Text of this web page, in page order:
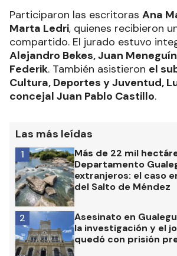
Participaron las escritoras Ana
Marta Ledri, quienes recibieron
compartido. El jurado estuvo
Alejandro Bekes, Juan
Federik. También asistieron el
Cultura, Deportes y Juventud,
concejal Juan Pablo Castillo.
Las más leídas
Más de 22 mil
Departamento
extranjeros: el caso
del Salto de Méndez
1
Asesinato en
la investigación y el
quedó con prisión
2